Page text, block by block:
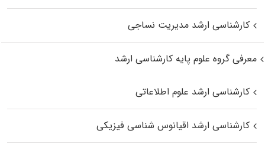
کارشناسی ارشد مدیریت نساجی
معرفی گروه علوم پایه کارشناسی ارشد
کارشناسی ارشد علوم اطلاعاتی
کارشناسی ارشد اقیانوس‌ شناسی فیزیکی